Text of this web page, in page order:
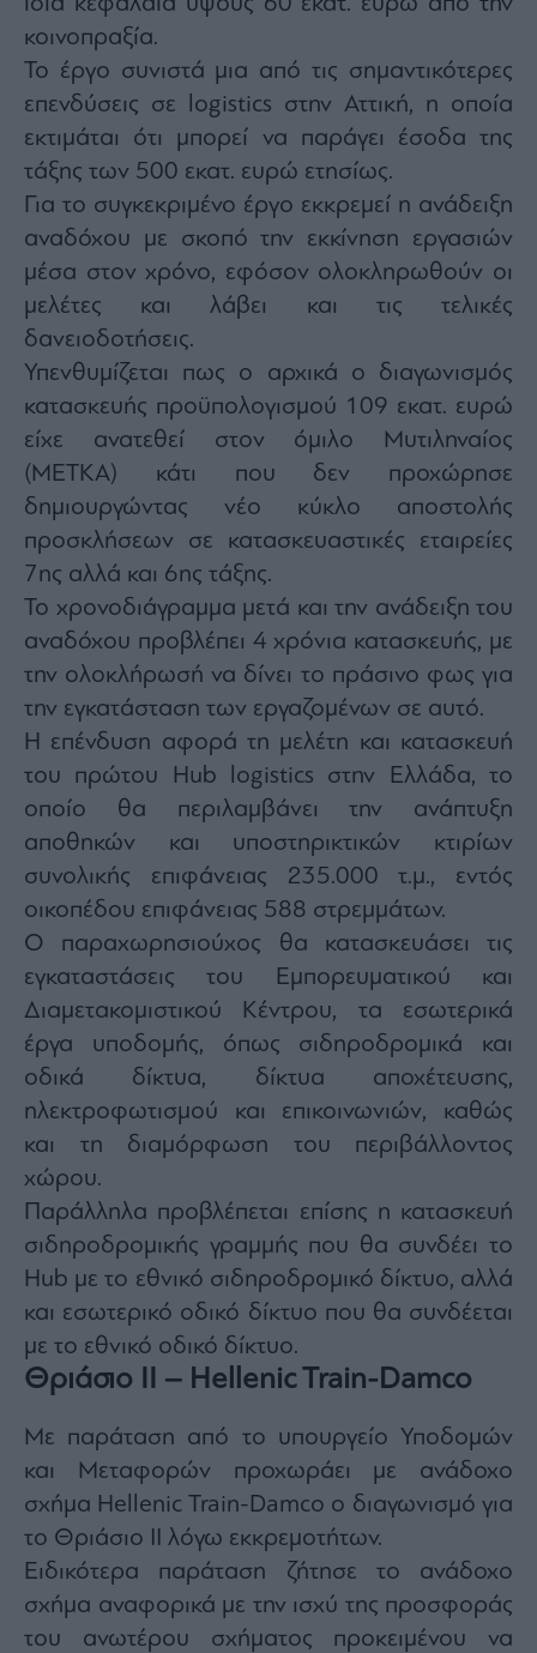
κοινοπραξία.
Το έργο συνιστά μια από τις σημαντικότερες
επενδύσεις σε logistics στην Αττική, η οποία
εκτιμάται ότι μπορεί να παράγει έσοδα της
τάξης των 500 εκατ. ευρώ ετησίως.
Για το συγκεκριμένο έργο εκκρεμεί η ανάδειξη
αναδόχου με σκοπό την εκκίνηση εργασιών
μέσα στον χρόνο, εφόσον ολοκληρωθούν οι
μελέτες και λάβει και τις τελικές
δανειοδοτήσεις.
Υπενθυμίζεται πως ο αρχικά ο διαγωνισμός
κατασκευής προϋπολογισμού 109 εκατ. ευρώ
είχε ανατεθεί στον όμιλο Μυτιληναίος
(ΜΕΤΚΑ) κάτι που δεν προχώρησε
δημιουργώντας νέο κύκλο αποστολής
προσκλήσεων σε κατασκευαστικές εταιρείες
7ης αλλά και 6ης τάξης.
Το χρονοδιάγραμμα μετά και την ανάδειξη του
αναδόχου προβλέπει 4 χρόνια κατασκευής, με
την ολοκλήρωσή να δίνει το πράσινο φως για
την εγκατάσταση των εργαζομένων σε αυτό.
Η επένδυση αφορά τη μελέτη και κατασκευή
του πρώτου Hub logistics στην Ελλάδα, το
οποίο θα περιλαμβάνει την ανάπτυξη
αποθηκών και υποστηρικτικών κτιρίων
συνολικής επιφάνειας 235.000 τ.μ., εντός
οικοπέδου επιφάνειας 588 στρεμμάτων.
Ο παραχωρησιούχος θα κατασκευάσει τις
εγκαταστάσεις του Εμπορευματικού και
Διαμετακομιστικού Κέντρου, τα εσωτερικά
έργα υποδομής, όπως σιδηροδρομικά και
οδικά δίκτυα, δίκτυα αποχέτευσης,
ηλεκτροφωτισμού και επικοινωνιών, καθώς
και τη διαμόρφωση του περιβάλλοντος
χώρου.
Παράλληλα προβλέπεται επίσης η κατασκευή
σιδηροδρομικής γραμμής που θα συνδέει το
Hub με το εθνικό σιδηροδρομικό δίκτυο, αλλά
και εσωτερικό οδικό δίκτυο που θα συνδέεται
με το εθνικό οδικό δίκτυο.
Θριάσιο II – Hellenic Train-Damco
Με παράταση από το υπουργείο Υποδομών
και Μεταφορών προχωράει με ανάδοχο
σχήμα Hellenic Train-Damco ο διαγωνισμό για
το Θριάσιο ΙΙ λόγω εκκρεμοτήτων.
Ειδικότερα παράταση ζήτησε το ανάδοχο
σχήμα αναφορικά με την ισχύ της προσφοράς
του ανωτέρου σχήματος προκειμένου να